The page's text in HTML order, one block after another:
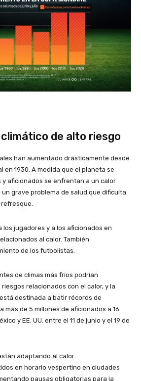
de alto riesgo
han aumentado drásticamente desde
en 1930. A medida que el planeta se
aficionados se enfrentan a un calor
grave problema de salud que dificulta
los jugadores y a los aficionados en
al calor. También
de los futbolistas.
de climas más fríos podrían
relacionados con el calor, y la
destinada a batir récords de
de 5 millones de aficionados a 16
y EE. UU. entre el 11 de junio y el 19 de
adaptando al calor
en horario vespertino en ciudades
pausas obligatorias para la